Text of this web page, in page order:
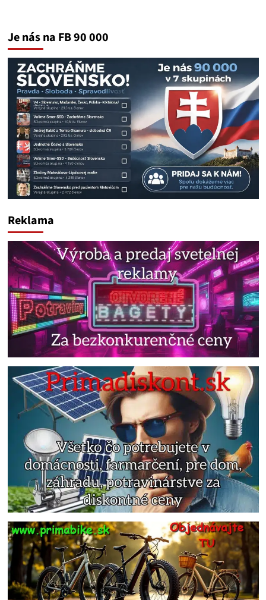
Je nás na FB 90 000
Reklama